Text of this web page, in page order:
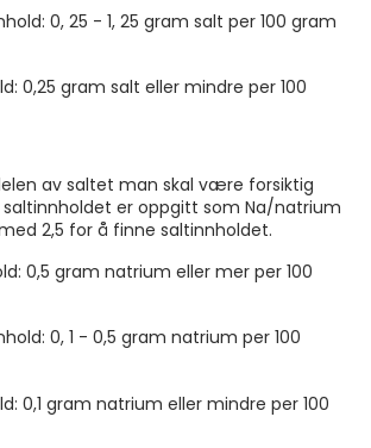
0, 25 - 1, 25 gram salt per 100 gram
0,25 gram salt eller mindre per 100
av saltet man skal være forsiktig
er oppgitt som Na/natrium
2,5 for å finne saltinnholdet.
0,5 gram natrium eller mer per 100
0, 1 - 0,5 gram natrium per 100
0,1 gram natrium eller mindre per 100